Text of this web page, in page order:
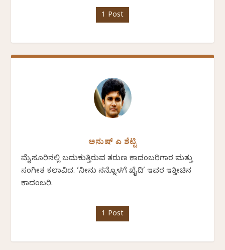
1 Post
ಅನುಷ್ ಎ ಶೆಟ್ಟಿ
ಮೈಸೂರಿನಲ್ಲಿ ಬದುಕುತ್ತಿರುವ ತರುಣ ಕಾದಂಬರಿಗಾರ ಮತ್ತು
ಸಂಗೀತ ಕಲಾವಿದ. ‘ನೀನು ನನ್ನೊಳಗೆ ಖೈದಿ’ ಇವರ ಇತ್ತೀಚಿನ
ಕಾದಂಬರಿ.
1 Post